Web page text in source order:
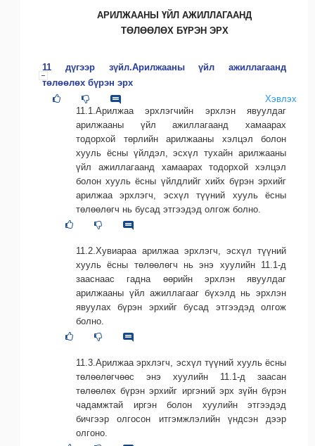
АРИЛЖААНЫ ҮЙЛ АЖИЛЛАГААНД
ТӨЛӨӨЛӨХ БҮРЭН ЭРХ
11 дүгээр зүйл.Арилжааны үйл ажиллагаанд
төлөөлөх бүрэн эрх
Хэвлэх
11.1.Арилжаа эрхлэгчийн эрхлэн явуулдаг
арилжааны үйл ажиллагаанд хамаарах
тодорхой төрлийн арилжааны хэлцэл болон
хууль ёсны үйлдэл, эсхүл тухайн арилжааны
үйл ажиллагаанд хамаарах тодорхой хэлцэл
болон хууль ёсны үйлдлийг хийх бүрэн эрхийг
арилжаа эрхлэгч, эсхүл түүний хууль ёсны
төлөөлөгч нь бусад этгээдэд олгож болно.
11.2.Хувиараа арилжаа эрхлэгч, эсхүл түүний
хууль ёсны төлөөлөгч нь энэ хуулийн 11.1-д
зааснаас гадна өөрийн эрхлэн явуулдаг
арилжааны үйл ажиллагааг бүхэлд нь эрхлэн
явуулах бүрэн эрхийг бусад этгээдэд олгож
болно.
11.3.Арилжаа эрхлэгч, эсхүл түүний хууль ёсны
төлөөлөгчөөс энэ хуулийн 11.1-д заасан
төлөөлөх бүрэн эрхийг иргэний эрх зүйн бүрэн
чадамжтай иргэн болон хуулийн этгээдэд
бичгээр олгосон итгэмжлэлийн үндсэн дээр
олгоно.